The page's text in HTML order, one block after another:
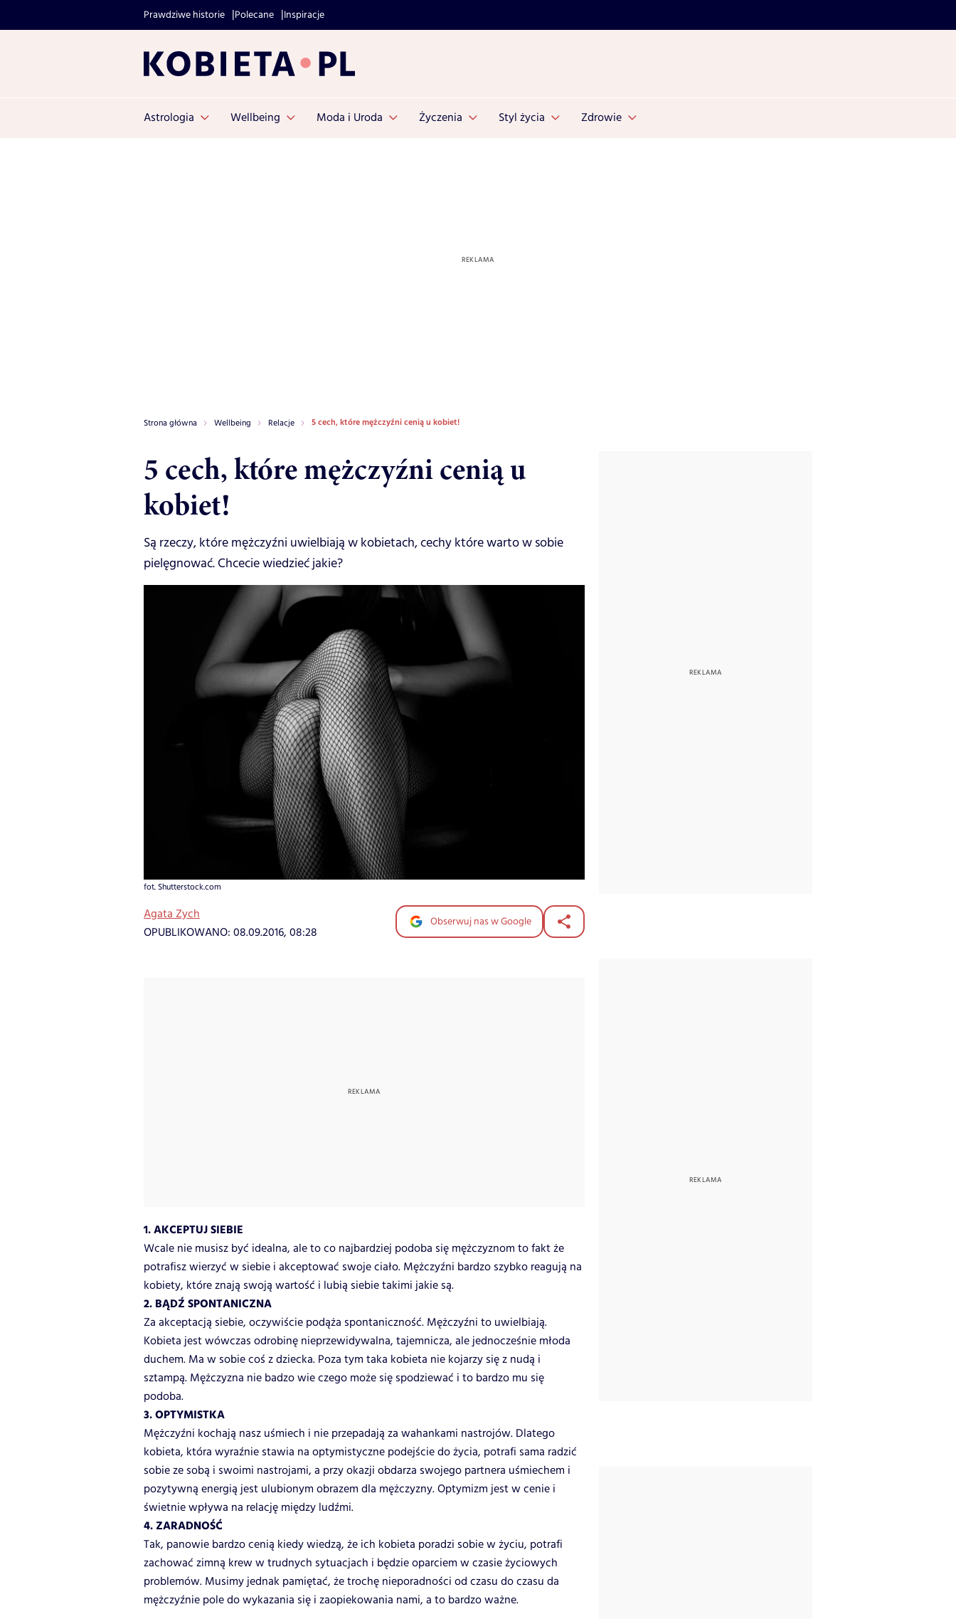
Prawdziwe historie Polecane Inspiracje
Astrologia Wellbeing Moda i Uroda Życzenia Styl życia Zdrowie
Strona główna Wellbeing Relacje 5 cech, które mężczyźni cenią u kobiet!
5 cech, które mężczyźni cenią u
kobiet!
Są rzeczy, które mężczyźni uwielbiają w kobietach, cechy które warto w sobie
pielęgnować. Chcecie wiedzieć jakie?
fot. Shutterstock.com
Agata Zych
OPUBLIKOWANO: 08.09.2016, 08:28
Obserwuj nas w Google
1. AKCEPTUJ SIEBIE
Wcale nie musisz być idealna, ale to co najbardziej podoba się mężczyznom to fakt że
potrafisz wierzyć w siebie i akceptować swoje ciało. Mężczyźni bardzo szybko reagują na
kobiety, które znają swoją wartość i lubią siebie takimi jakie są.
2. BĄDŹ SPONTANICZNA
Za akceptacją siebie, oczywiście podąża spontaniczność. Mężczyźni to uwielbiają.
Kobieta jest wówczas odrobinę nieprzewidywalna, tajemnicza, ale jednocześnie młoda
duchem. Ma w sobie coś z dziecka. Poza tym taka kobieta nie kojarzy się z nudą i
sztampą. Mężczyzna nie badzo wie czego może się spodziewać i to bardzo mu się
podoba.
3. OPTYMISTKA
Mężczyźni kochają nasz uśmiech i nie przepadają za wahankami nastrojów. Dlatego
kobieta, która wyraźnie stawia na optymistyczne podejście do życia, potrafi sama radzić
sobie ze sobą i swoimi nastrojami, a przy okazji obdarza swojego partnera uśmiechem i
pozytywną energią jest ulubionym obrazem dla mężczyzny. Optymizm jest w cenie i
świetnie wpływa na relację między ludźmi.
4. ZARADNOŚĆ
Tak, panowie bardzo cenią kiedy wiedzą, że ich kobieta poradzi sobie w życiu, potrafi
zachować zimną krew w trudnych sytuacjach i będzie oparciem w czasie życiowych
problemów. Musimy jednak pamiętać, że trochę nieporadności od czasu do czasu da
mężczyźnie pole do wykazania się i zaopiekowania nami, a to bardzo ważne.